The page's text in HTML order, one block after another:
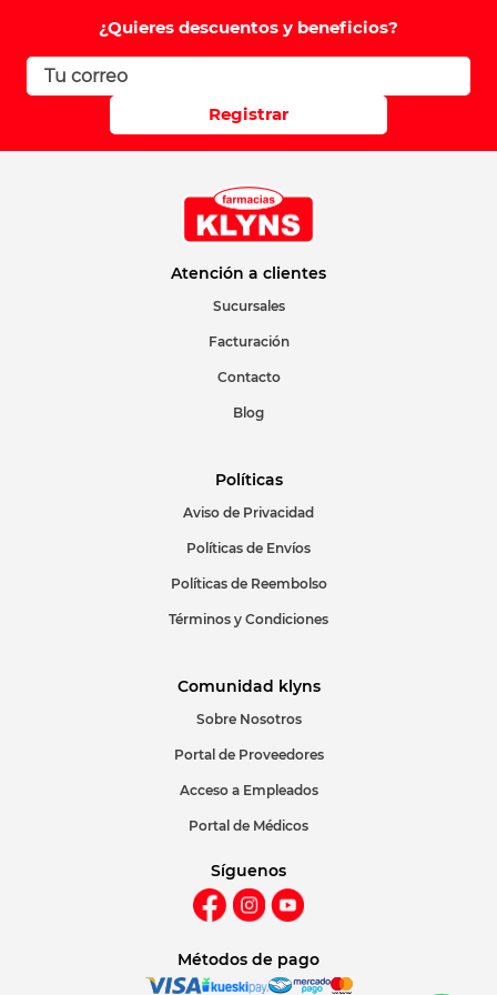
Comentario
Califique el producto de 1 a 5 estrellas
Correo electrónico
ENVIAR COMENTARIO
¿Quieres descuentos y beneficios?
Registrar
Atención a clientes
Sucursales
Facturación
Contacto
Blog
Políticas
Aviso de Privacidad
Políticas de Envíos
Políticas de Reembolso
Términos y Condiciones
Comunidad klyns
Sobre Nosotros
Portal de Proveedores
Acceso a Empleados
Portal de Médicos
Síguenos
Métodos de pago